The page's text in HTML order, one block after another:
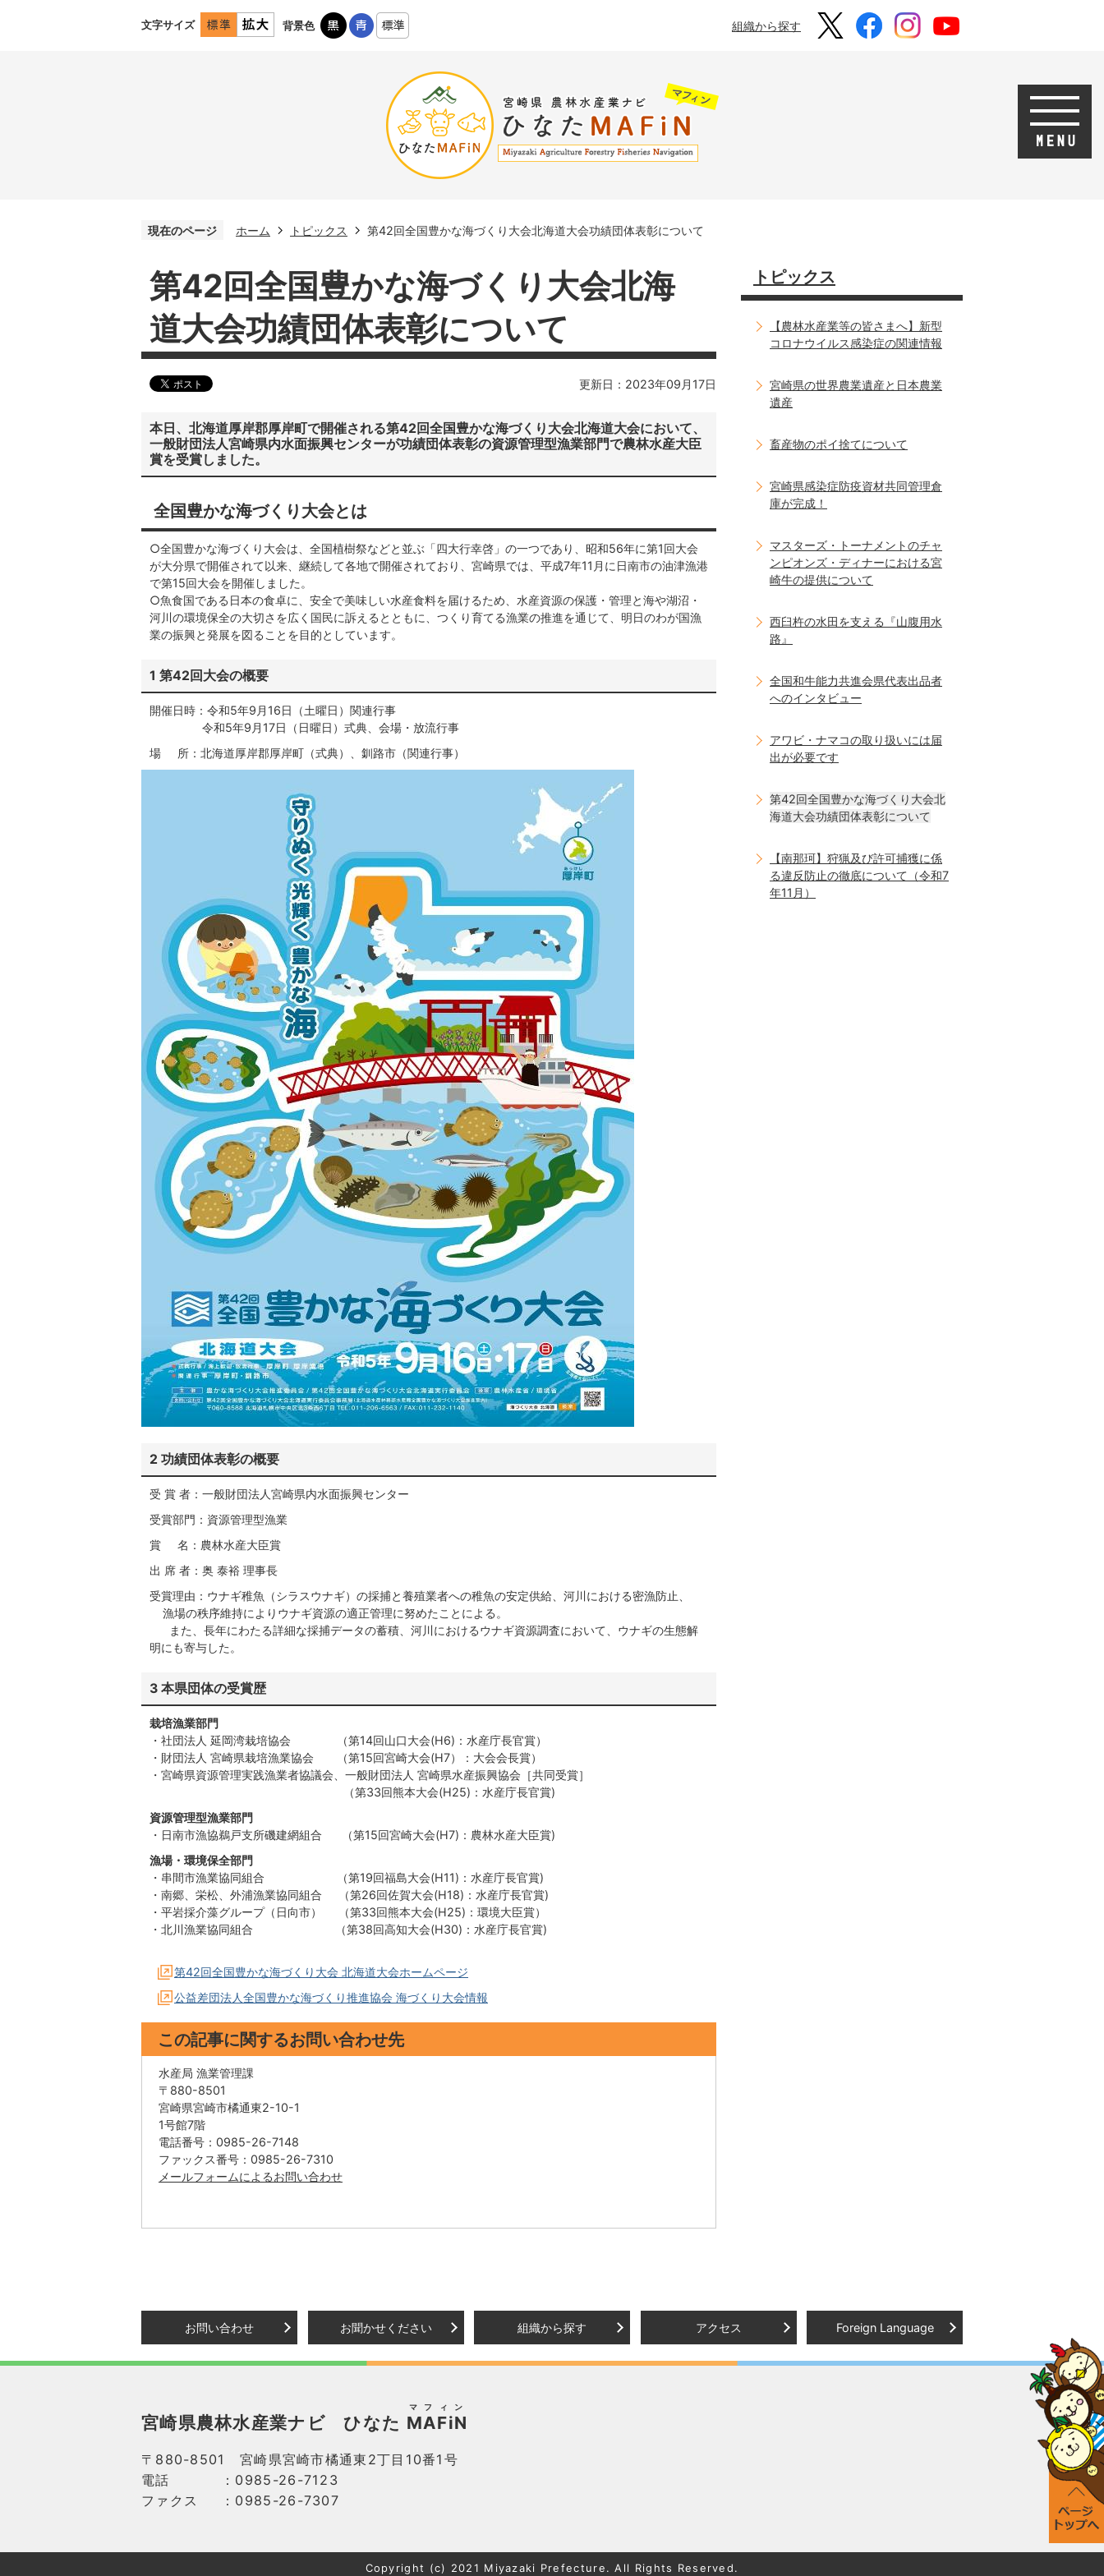
文字サイズ 背景色 組織から探す
現在のページ ホーム トピックス 第42回全国豊かな海づくり大会北海道大会功績団体表彰について
第42回全国豊かな海づくり大会北海
道大会功績団体表彰について
更新日：2023年09月17日
本日、北海道厚岸郡厚岸町で開催される第42回全国豊かな海づくり大会北海道大会において、
一般財団法人宮崎県内水面振興センターが功績団体表彰の資源管理型漁業部門で農林水産大臣
賞を受賞しました。
全国豊かな海づくり大会とは
○全国豊かな海づくり大会は、全国植樹祭などと並ぶ「四大行幸啓」の一つであり、昭和56年に第1回大会
が大分県で開催されて以来、継続して各地で開催されており、宮崎県では、平成7年11月に日南市の油津漁港
で第15回大会を開催しました。
○魚食国である日本の食卓に、安全で美味しい水産食料を届けるため、水産資源の保護・管理と海や湖沼・
河川の環境保全の大切さを広く国民に訴えるとともに、つくり育てる漁業の推進を通じて、明日のわが国漁
業の振興と発展を図ることを目的としています。
1 第42回大会の概要
開催日時：令和5年9月16日（土曜日）関連行事
令和5年9月17日（日曜日）式典、会場・放流行事
場 所：北海道厚岸郡厚岸町（式典）、釧路市（関連行事）
2 功績団体表彰の概要
受 賞 者：一般財団法人宮崎県内水面振興センター
受賞部門：資源管理型漁業
賞 名：農林水産大臣賞
出 席 者：奥 泰裕 理事長
受賞理由：ウナギ稚魚（シラスウナギ）の採捕と養殖業者への稚魚の安定供給、河川における密漁防止、
漁場の秩序維持によりウナギ資源の適正管理に努めたことによる。
また、長年にわたる詳細な採捕データの蓄積、河川におけるウナギ資源調査において、ウナギの生態解
明にも寄与した。
3 本県団体の受賞歴
栽培漁業部門
・社団法人 延岡湾栽培協会 （第14回山口大会(H6)：水産庁長官賞）
・財団法人 宮崎県栽培漁業協会 （第15回宮崎大会(H7）：大会会長賞）
・宮崎県資源管理実践漁業者協議会、一般財団法人 宮崎県水産振興協会［共同受賞］
（第33回熊本大会(H25)：水産庁長官賞)
資源管理型漁業部門
・日南市漁協鵜戸支所磯建網組合 （第15回宮崎大会(H7)：農林水産大臣賞)
漁場・環境保全部門
・串間市漁業協同組合 （第19回福島大会(H11)：水産庁長官賞)
・南郷、栄松、外浦漁業協同組合 （第26回佐賀大会(H18)：水産庁長官賞)
・平岩採介藻グループ（日向市） （第33回熊本大会(H25)：環境大臣賞）
・北川漁業協同組合 （第38回高知大会(H30)：水産庁長官賞)
第42回全国豊かな海づくり大会 北海道大会ホームページ
公益差団法人全国豊かな海づくり推進協会 海づくり大会情報
この記事に関するお問い合わせ先
水産局 漁業管理課
〒880-8501
宮崎県宮崎市橘通東2-10-1
1号館7階
電話番号：0985-26-7148
ファックス番号：0985-26-7310
メールフォームによるお問い合わせ
トピックス
【農林水産業等の皆さまへ】新型
コロナウイルス感染症の関連情報
宮崎県の世界農業遺産と日本農業
遺産
畜産物のポイ捨てについて
宮崎県感染症防疫資材共同管理倉
庫が完成！
マスターズ・トーナメントのチャ
ンピオンズ・ディナーにおける宮
崎牛の提供について
西臼杵の水田を支える『山腹用水
路』
全国和牛能力共進会県代表出品者
へのインタビュー
アワビ・ナマコの取り扱いには届
出が必要です
第42回全国豊かな海づくり大会北
海道大会功績団体表彰について
【南那珂】狩猟及び許可捕獲に係
る違反防止の徹底について（令和7
年11月）
お問い合わせ お聞かせください 組織から探す アクセス Foreign Language
宮崎県農林水産業ナビ ひなた MAFiN
マフィン
〒880-8501 宮崎県宮崎市橘通東2丁目10番1号
電話
：0985-26-7123
ファクス
：0985-26-7307
Copyright (c) 2021 Miyazaki Prefecture. All Rights Reserved.